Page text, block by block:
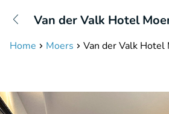
Van der Valk Hotel
Home Moers Van der Valk Hotel